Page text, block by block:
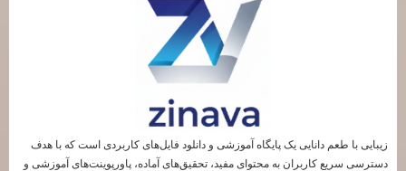
زیبایی با طعم دانایی یک پایگاه آموزشی و دانلود فایل‌های کاربردی است که با هدف
دسترسی سریع کاربران به محتوای مفید، تحقیق‌های آماده، پاورپوینت‌های آموزشی و